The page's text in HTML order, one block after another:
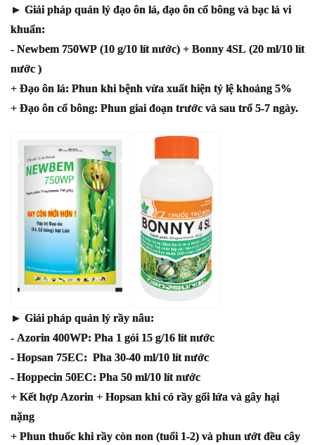
► Giải pháp quản lý đạo ôn lá, đạo ôn cổ bông và bạc lá vi
khuẩn:
- Newbem 750WP (10 g/10 lít nước) + Bonny 4SL (20 ml/10 lít
nước )
+ Đạo ôn lá: Phun khi bệnh vừa xuất hiện tỷ lệ khoảng 5%
+ Đạo ôn cổ bông: Phun giai đoạn trước và sau trổ 5-7 ngày.
► Giải pháp quản lý rầy nâu:
- Azorin 400WP: Pha 1 gói 15 g/16 lít nước
- Hopsan 75EC: Pha 30-40 ml/10 lít nước
- Hoppecin 50EC: Pha 50 ml/10 lít nước
+ Kết hợp Azorin + Hopsan khi có rầy gối lứa và gây hại
nặng
+ Phun thuốc khi rầy còn non (tuổi 1-2) và phun ướt đều cây